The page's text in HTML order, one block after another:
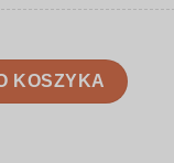
stylu soft boho | L024
KOSZYKA